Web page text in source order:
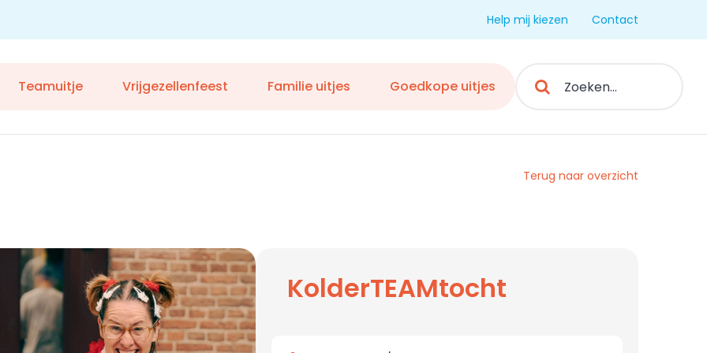
Help mij kiezen Contact
Teamuitje Vrijgezellenfeest Familie uitjes Goedkope uitjes
Terug naar overzicht
KolderTEAMtocht